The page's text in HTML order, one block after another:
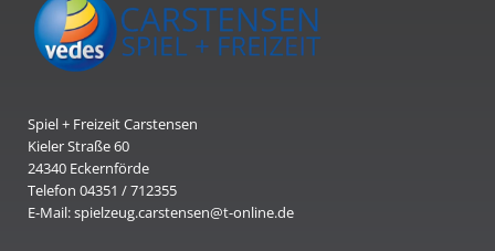
Spiel + Freizeit Carstensen
Kieler Straße 60
24340 Eckernförde
Telefon 04351 / 712355
E-Mail: spielzeug.carstensen@t-online.de